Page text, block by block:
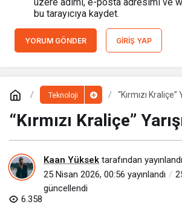
bu tarayıcıya kaydet.
YORUM GÖNDER GIRIŞ YAP
Teknoloji “Kırmızı Kraliçe”
“Kırmızı Kraliçe”
Kaan Yüksek tarafından yayınlandı
25 Nisan 2026, 00:56 yayınlandı
güncellendi
6.358